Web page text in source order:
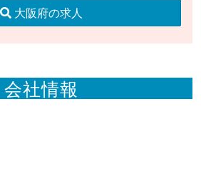
大阪府の求人
会社情報